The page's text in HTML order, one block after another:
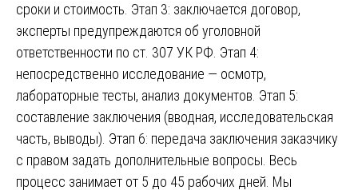
сроки и стоимость. Этап 3: заключается договор,
эксперты предупреждаются об уголовной
ответственности по ст. 307 УК РФ. Этап 4:
непосредственно исследование — осмотр,
лабораторные тесты, анализ документов. Этап 5:
составление заключения (вводная, исследовательская
часть, выводы). Этап 6: передача заключения заказчику
с правом задать дополнительные вопросы. Весь
процесс занимает от 5 до 45 рабочих дней. Мы